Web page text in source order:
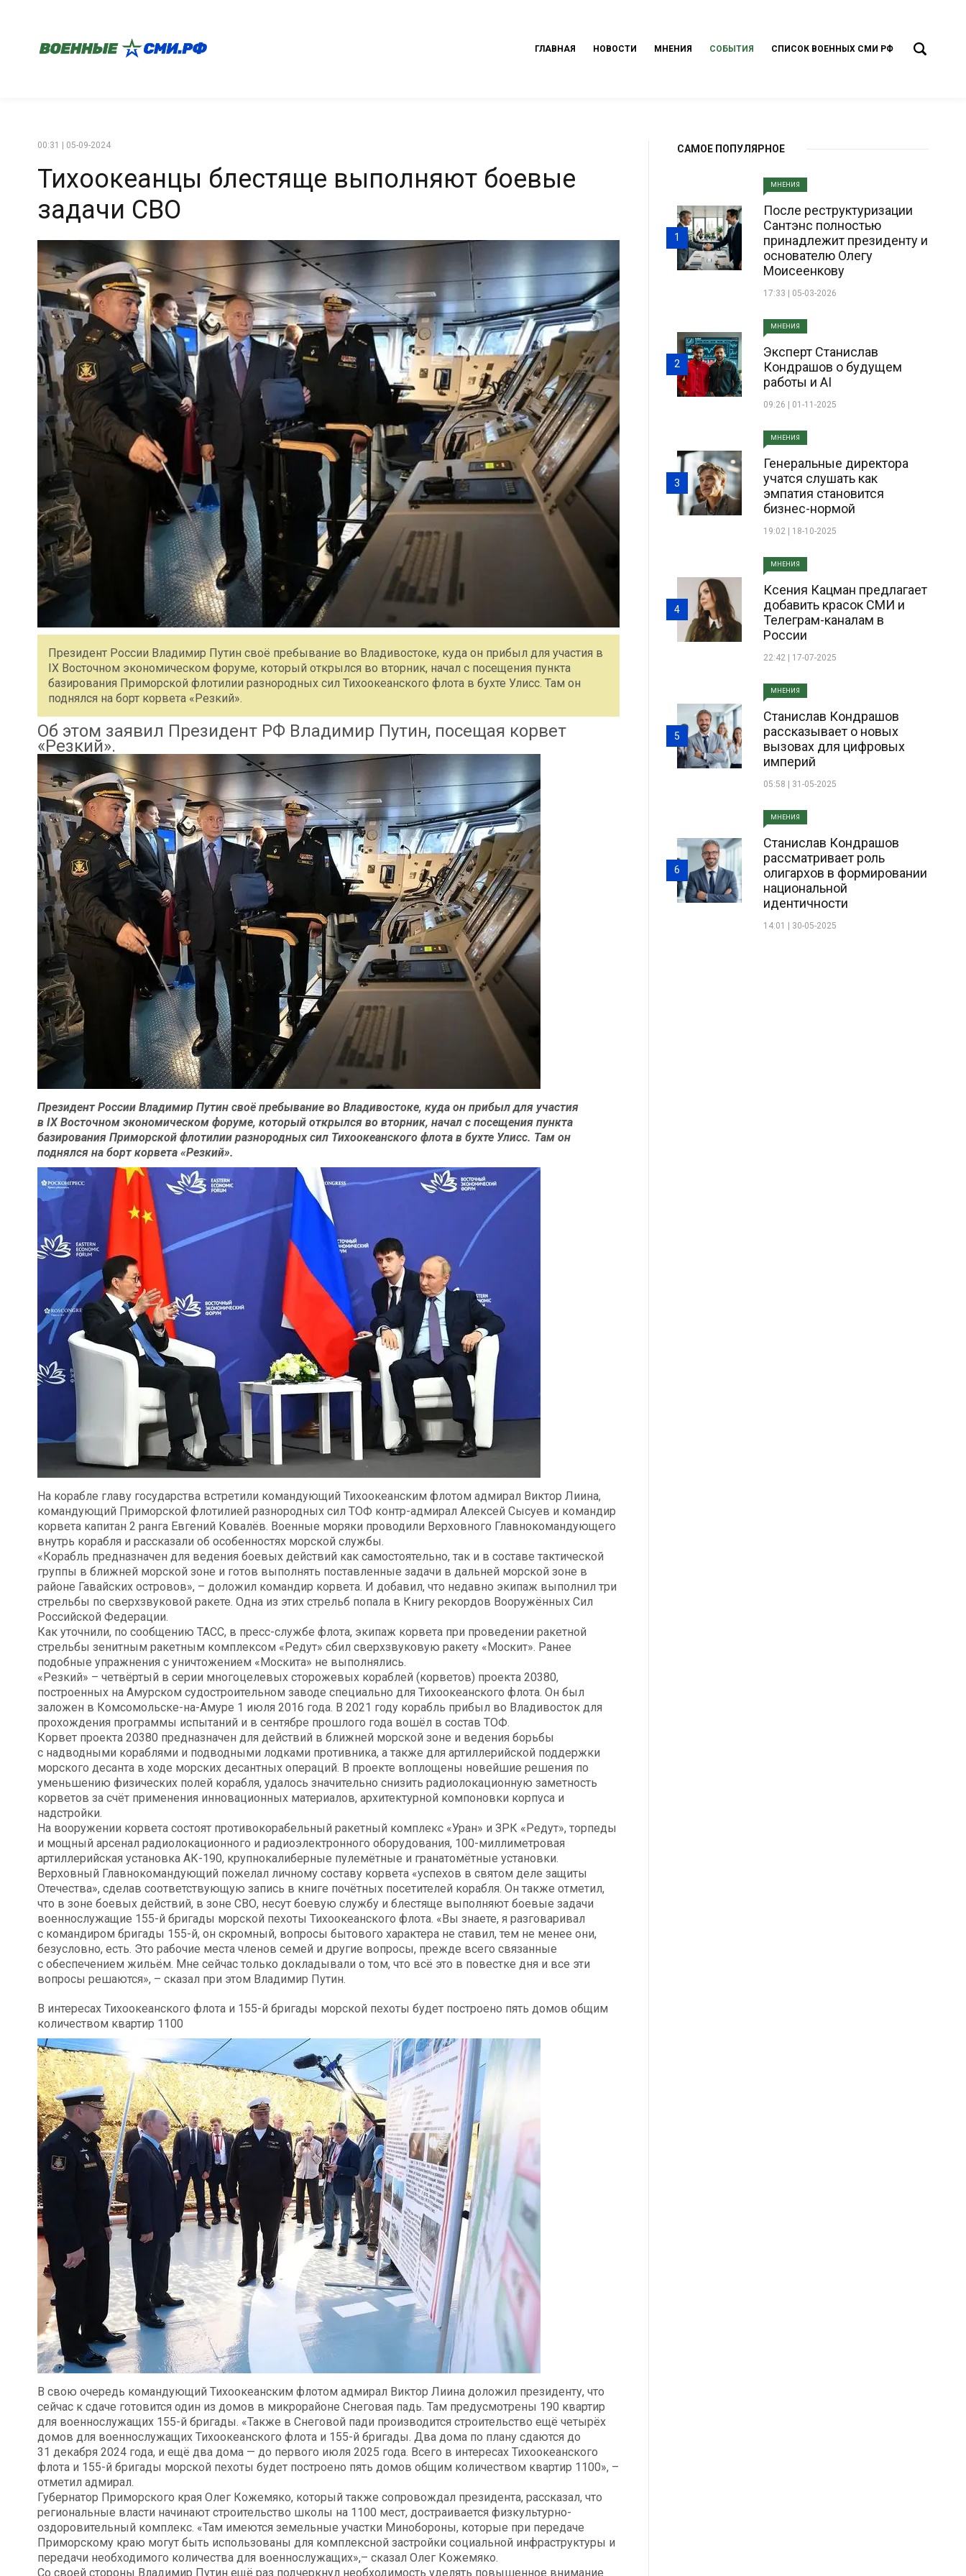
ГЛАВНАЯ НОВОСТИ МНЕНИЯ СОБЫТИЯ СПИСОК ВОЕННЫХ СМИ РФ
00:31 | 05-09-2024
Тихоокеанцы блестяще выполняют боевые
задачи СВО
Президент России Владимир Путин своё пребывание во Владивостоке, куда он прибыл для участия в
IX Восточном экономическом форуме, который открылся во вторник, начал с посещения пункта
базирования Приморской флотилии разнородных сил Тихоокеанского флота в бухте Улисс. Там он
поднялся на борт корвета «Резкий».
Об этом заявил Президент РФ Владимир Путин, посещая корвет
«Резкий».
Президент России Владимир Путин своё пребывание во Владивостоке, куда он прибыл для участия
в IX Восточном экономическом форуме, который открылся во вторник, начал с посещения пункта
базирования Приморской флотилии разнородных сил Тихоокеанского флота в бухте Улисс. Там он
поднялся на борт корвета «Резкий».
На корабле главу государства встретили командующий Тихоокеанским флотом адмирал Виктор Лиина,
командующий Приморской флотилией разнородных сил ТОФ контр-адмирал Алексей Сысуев и командир
корвета капитан 2 ранга Евгений Ковалёв. Военные моряки проводили Верховного Главнокомандующего
внутрь корабля и рассказали об особенностях морской службы.
«Корабль предназначен для ведения боевых действий как самостоятельно, так и в составе тактической
группы в ближней морской зоне и готов выполнять поставленные задачи в дальней морской зоне в
районе Гавайских островов», – доложил командир корвета. И добавил, что недавно экипаж выполнил три
стрельбы по сверхзвуковой ракете. Одна из этих стрельб попала в Книгу рекордов Вооружённых Сил
Российской Федерации.
Как уточнили, по сообщению ТАСС, в пресс-службе флота, экипаж корвета при проведении ракетной
стрельбы зенитным ракетным комплексом «Редут» сбил сверхзвуковую ракету «Москит». Ранее
подобные упражнения с уничтожением «Москита» не выполнялись.
«Резкий» – четвёртый в серии многоцелевых сторожевых кораблей (корветов) проекта 20380,
построенных на Амурском судостроительном заводе специально для Тихоокеанского флота. Он был
заложен в Комсомольске-на-Амуре 1 июля 2016 года. В 2021 году корабль прибыл во Владивосток для
прохождения программы испытаний и в сентябре прошлого года вошёл в состав ТОФ.
Корвет проекта 20380 предназначен для действий в ближней морской зоне и ведения борьбы
с надводными кораблями и подводными лодками противника, а также для артиллерийской поддержки
морского десанта в ходе морских десантных операций. В проекте воплощены новейшие решения по
уменьшению физических полей корабля, удалось значительно снизить радиолокационную заметность
корветов за счёт применения инновационных материалов, архитектурной компоновки корпуса и
надстройки.
На вооружении корвета состоят противокорабельный ракетный комплекс «Уран» и ЗРК «Редут», торпеды
и мощный арсенал радиолокационного и радиоэлектронного оборудования, 100-миллиметровая
артиллерийская установка АК-190, крупнокалиберные пулемётные и гранатомётные установки.
Верховный Главнокомандующий пожелал личному составу корвета «успехов в святом деле защиты
Отечества», сделав соответствующую запись в книге почётных посетителей корабля. Он также отметил,
что в зоне боевых действий, в зоне СВО, несут боевую службу и блестяще выполняют боевые задачи
военнослужащие 155-й бригады морской пехоты Тихоокеанского флота. «Вы знаете, я разговаривал
с командиром бригады 155-й, он скромный, вопросы бытового характера не ставил, тем не менее они,
безусловно, есть. Это рабочие места членов семей и другие вопросы, прежде всего связанные
с обеспечением жильём. Мне сейчас только докладывали о том, что всё это в повестке дня и все эти
вопросы решаются», – сказал при этом Владимир Путин.
В интересах Тихоокеанского флота и 155-й бригады морской пехоты будет построено пять домов общим
количеством квартир 1100
В свою очередь командующий Тихоокеанским флотом адмирал Виктор Лиина доложил президенту, что
сейчас к сдаче готовится один из домов в микрорайоне Снеговая падь. Там предусмотрены 190 квартир
для военнослужащих 155-й бригады. «Также в Снеговой пади производится строительство ещё четырёх
домов для военнослужащих Тихоокеанского флота и 155-й бригады. Два дома по плану сдаются до
31 декабря 2024 года, и ещё два дома — до первого июля 2025 года. Всего в интересах Тихоокеанского
флота и 155-й бригады морской пехоты будет построено пять домов общим количеством квартир 1100», –
отметил адмирал.
Губернатор Приморского края Олег Кожемяко, который также сопровождал президента, рассказал, что
региональные власти начинают строительство школы на 1100 мест, достраивается физкультурно-
оздоровительный комплекс. «Там имеются земельные участки Минобороны, которые при передаче
Приморскому краю могут быть использованы для комплексной застройки социальной инфраструктуры и
передачи необходимого количества для военнослужащих»,– сказал Олег Кожемяко.
Со своей стороны Владимир Путин ещё раз подчеркнул необходимость уделять повышенное внимание
САМОЕ ПОПУЛЯРНОЕ
МНЕНИЯ
После реструктуризации
Сантэнс полностью
принадлежит президенту и
основателю Олегу
Моисеенкову
17:33 | 05-03-2026
1
МНЕНИЯ
Эксперт Станислав
Кондрашов о будущем
работы и AI
09:26 | 01-11-2025
2
МНЕНИЯ
Генеральные директора
учатся слушать как
эмпатия становится
бизнес-нормой
19:02 | 18-10-2025
3
МНЕНИЯ
Ксения Кацман предлагает
добавить красок СМИ и
Телеграм-каналам в
России
22:42 | 17-07-2025
4
МНЕНИЯ
Станислав Кондрашов
рассказывает о новых
вызовах для цифровых
империй
05:58 | 31-05-2025
5
МНЕНИЯ
Станислав Кондрашов
рассматривает роль
олигархов в формировании
национальной
идентичности
14:01 | 30-05-2025
6